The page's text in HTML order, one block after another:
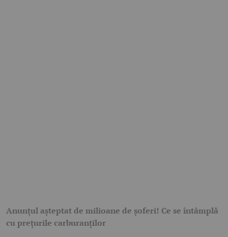
Anunțul așteptat de milioane de șoferi! Ce se întâmplă
cu prețurile carburanților